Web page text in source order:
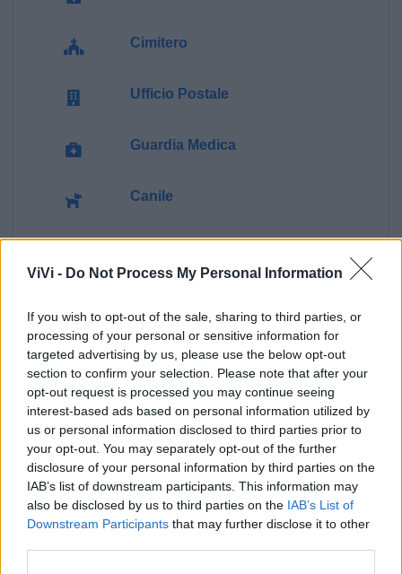
ViVi - Do Not Process My Personal Information
If you wish to opt-out of the sale, sharing to third parties, or
processing of your personal or sensitive information for
targeted advertising by us, please use the below opt-out
section to confirm your selection. Please note that after your
opt-out request is processed you may continue seeing
interest-based ads based on personal information utilized by
us or personal information disclosed to third parties prior to
your opt-out. You may separately opt-out of the further
disclosure of your personal information by third parties on the
IAB’s list of downstream participants. This information may
also be disclosed by us to third parties on the IAB’s List of
Downstream Participants that may further disclose it to other
Cimitero
Ufficio Postale
Guardia Medica
Canile
Ecocentro e rifiuti